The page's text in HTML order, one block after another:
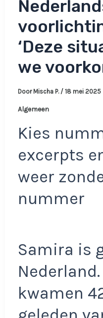
‘Deze
we
Door Mischa P. / 18 mei 2025
Algemeen
Kies
excerpts
weer
nummer
Samira is
kwamen